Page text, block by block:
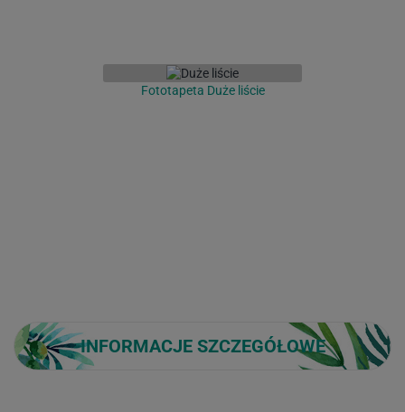
Fototapeta Duże liście
INFORMACJE SZCZEGÓŁOWE